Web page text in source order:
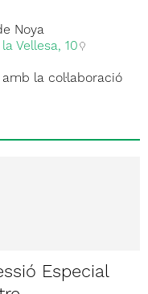
Noya
Vellesa, 10
la col·laboració
Especial